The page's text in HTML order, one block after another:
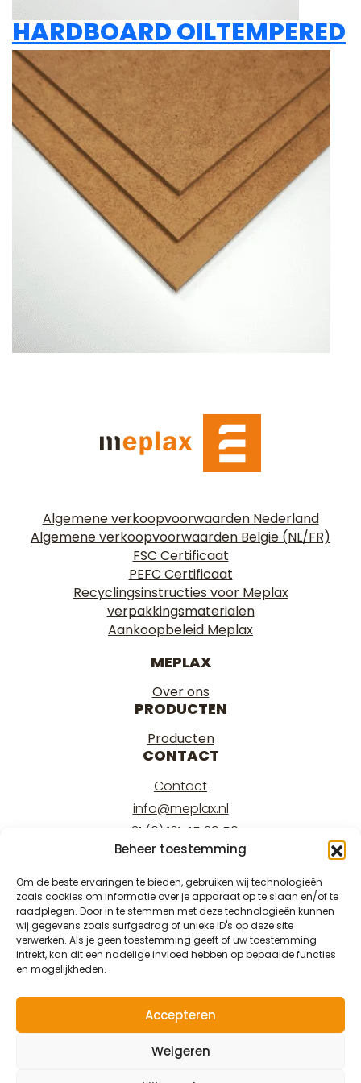
Beheer toestemming
Om de beste ervaringen te bieden, gebruiken wij technologieën
zoals cookies om informatie over je apparaat op te slaan en/of te
raadplegen. Door in te stemmen met deze technologieën kunnen
wij gegevens zoals surfgedrag of unieke ID's op deze site
verwerken. Als je geen toestemming geeft of uw toestemming
intrekt, kan dit een nadelige invloed hebben op bepaalde functies
en mogelijkheden.
Accepteren
Weigeren
HARDBOARD OILTEMPERED
Algemene verkoopvoorwaarden Nederland
Algemene verkoopvoorwaarden Belgie (NL/FR)
FSC Certificaat
PEFC Certificaat
Recyclingsinstructies voor Meplax
verpakkingsmaterialen
Aankoopbeleid Meplax
MEPLAX
Over ons
PRODUCTEN
Producten
CONTACT
Contact
info@meplax.nl
+31 (0) 161 45 29 50
Kantoor/office:
Burgemeester Krollaan 17
5126 PT Gilze
Magazijn/warehouse:
Burgemeester Krollaan 15
5126 PT Gilze